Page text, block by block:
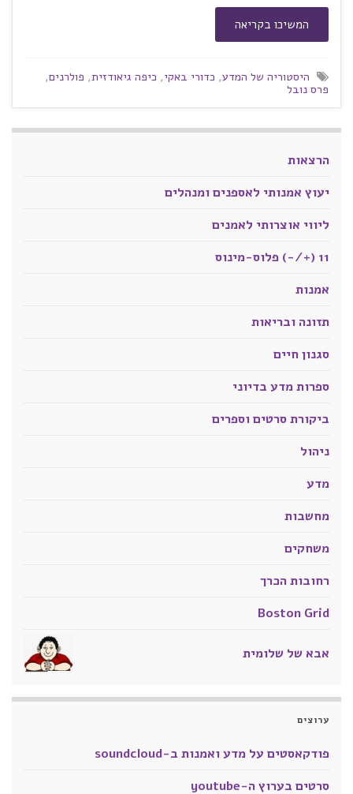
המשיכו בקריאה
היסטוריה של המדע, כדורי באקי, כיפה גיאודזית, פולרנים,
פרס נובל
הרצאות
יעוץ אמנותי לאספנים ומנהלים
ליווי אוצרותי לאמנים
11 (+/-) פלוס-מינוס
אמנות
תזונה ובריאות
סגנון חיים
ספרות מדע בדיוני
ביקורת סרטים וספרים
ניהול
מדע
מחשבות
משחקים
רחובות הכרך
Boston Grid
אבא של שלומית
ערוצים
פודקאסטים על מדע ואמנות ב-soundcloud
סרטים בערוץ ה-youtube